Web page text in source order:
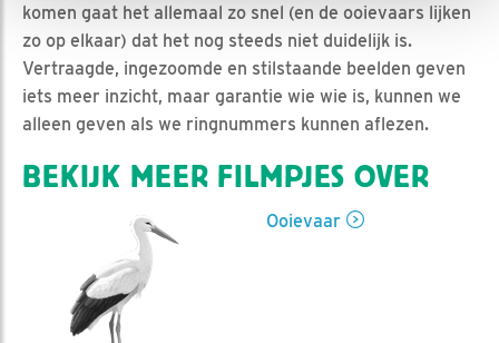
komen gaat het allemaal zo snel (en de ooievaars lijken
zo op elkaar) dat het nog steeds niet duidelijk is.
Vertraagde, ingezoomde en stilstaande beelden geven
iets meer inzicht, maar garantie wie wie is, kunnen we
alleen geven als we ringnummers kunnen aflezen.
BEKIJK MEER FILMPJES OVER
Ooievaar